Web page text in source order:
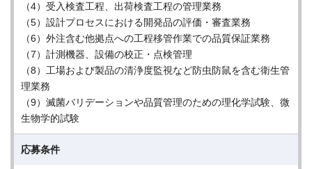
（4）受入検査工程、出荷検査工程の管理業務
（5）設計プロセスにおける開発品の評価・審査業務
（6）外注含む他拠点への工程移管作業での品質保証業務
（7）計測機器、設備の校正・点検管理
（8）工場および製品の清浄度監視など防虫防鼠を含む衛生管
理業務
（9）滅菌バリデーションや品質管理のための理化学試験、微
生物学的試験
応募条件